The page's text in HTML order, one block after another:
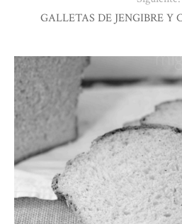
GALLETAS DE JENGIBRE Y